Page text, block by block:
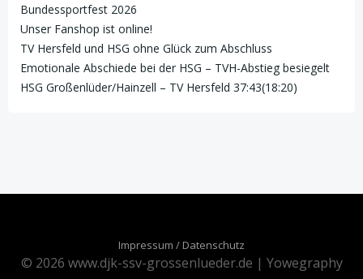
Bundessportfest 2026
Unser Fanshop ist online!
TV Hersfeld und HSG ohne Glück zum Abschluss
Emotionale Abschiede bei der HSG – TVH-Abstieg besiegelt
HSG Großenlüder/Hainzell – TV Hersfeld 37:43(18:20)
Impressum / Datenschutz
© 2026 www.djk-ssv-grossenlueder.de | Yowegraphy